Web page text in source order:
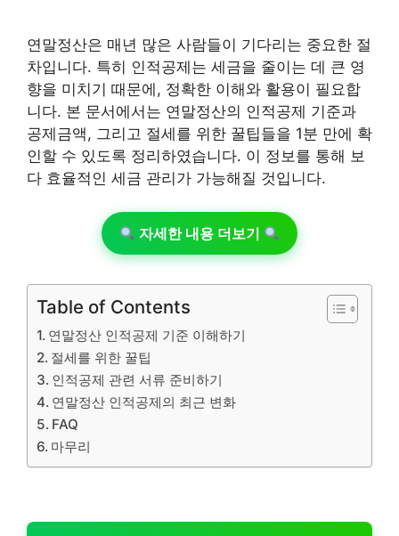
연말정산은 매년 많은 사람들이 기다리는 중요한 절
차입니다. 특히 인적공제는 세금을 줄이는 데 큰 영
향을 미치기 때문에, 정확한 이해와 활용이 필요합
니다. 본 문서에서는 연말정산의 인적공제 기준과
공제금액, 그리고 절세를 위한 꿀팁들을 1분 만에 확
인할 수 있도록 정리하였습니다. 이 정보를 통해 보
다 효율적인 세금 관리가 가능해질 것입니다.
자세한 내용 더보기
Table of Contents
연말정산 인적공제 기준 이해하기
절세를 위한 꿀팁
인적공제 관련 서류 준비하기
연말정산 인적공제의 최근 변화
FAQ
마무리